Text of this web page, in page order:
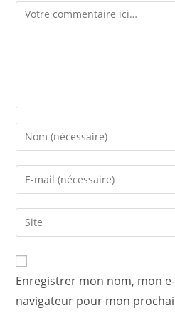
Comment
Enter
your
name
comment
Enter
your
email
address
comment
Saisir
l’URL
de
votre
site
(facultatif)
Enregistrer mon nom, mon
navigateur pour mon